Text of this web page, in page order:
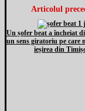
Articolul
Un șofer beat a încheiat
un sens giratoriu pe care
ieșirea din